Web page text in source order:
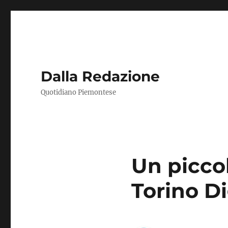
Dalla Redazione
Quotidiano Piemontese
Un
Torino